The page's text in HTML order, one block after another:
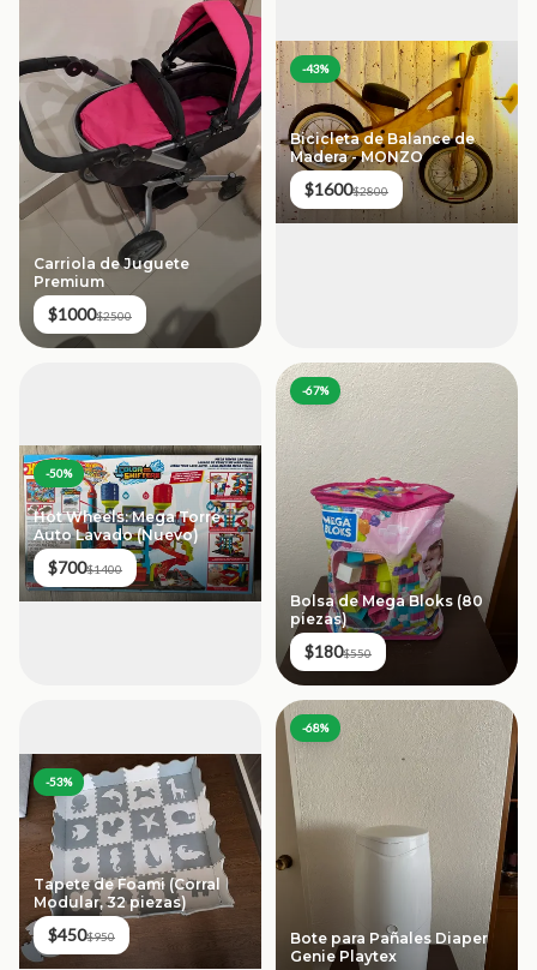
Carriola de Juguete
Premium
$1000$2500
-43%
Bicicleta de Balance de
Madera - MONZO
$1600$2800
-50%
Hot Wheels: Mega Torre
Auto Lavado (Nuevo)
$700$1400
-67%
Bolsa de Mega Bloks (80
piezas)
$180$550
-53%
Tapete de Foami (Corral
Modular, 32 piezas)
$450$950
-68%
Bote para Pañales Diaper
Genie Playtex